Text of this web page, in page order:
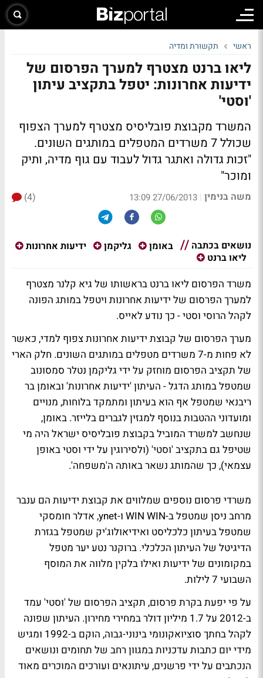
ראשי תקשורת ומדיה
ליאו ברנט מצטרף למערך הפרסום של
ידיעות אחרונות: יטפל בתקציב עיתון
'וסטי'
המשרד מקבוצת פובליסיס מצטרף למערך הצפוף
שכולל 7 משרדים המטפלים במותגים השונים.
"זכות גדולה ואתגר גדול לעבוד עם גוף מדיה, ותיק
ומוכר"
משה בנימין |
27/06/2013 13:09
(4)
נושאים בכתבה באומן גליקמן
ידיעות אחרונות
ליאו ברנט
משרד הפרסום ליאו ברנט בראשותו של גיא קלנר מצטרף
למערך הפרסום של ידיעות אחרונות ויטפל במותג הפונה
לקהל הרוסי וסטי- כך נודע לאייס.
מערך הפרסום של קבוצת ידיעות אחרונות צפוף למדי, כאשר
לא פחות מ-7 משרדים מטפלים במותגים השונים. חלק הארי
של תקציב הפרסום מוחזק על ידי גליקמן נטלר סמסונוב
שמטפל במותג הדגל - העיתון 'ידיעות אחרונות' ובאומן בר
ריבנאי שמטפל אף הוא בעיתון ומתמקד בלוחות, מנויים
ומועדוני ההטבות בנוסף למגזין לגברים בלייזר. באומן,
שנחשב למשרד המוביל בקבוצת פובליסיס ישראל היה מי
שטיפל גם בתקציב 'וסטי' (ולסירוגין על ידי וסטי באופן
עצמאי), כך שהמותג נשאר באותה ה'משפחה'.
משרדי פרסום נוספים שמלווים את קבוצת ידיעות הם ענבר
מרחב ניסן שמטפל ב-WIN WIN ו-ynet
, אדלר חומסקי
שמטפל בעיתון כלכליסט ואידיאולוג'יק שמטפל בגזרת
הדיגיטל של העיתון הכלכלי. ברוקנר נטע יער מטפל
במקומונים של ידיעות ואילובלקין מלווה את המוסף
השבועי 7 לילות
.
על פי יפעת בקרת פרסום, תקציב הפרסום של 'וסטי' עמד
ב-2012 על 1.7 מיליון דולר במחירי מחירון. העיתון שפונה
לקהל בחתך סוציואקונומי בינוני-גבוה, הוקם ב-1992 ומגיש
מידי יום כתבות עדכניות במגוון רחב של תחומים ונושאים
הנכתבים על ידי פרשנים, עיתונאים ועורכים המוכרים מאוד